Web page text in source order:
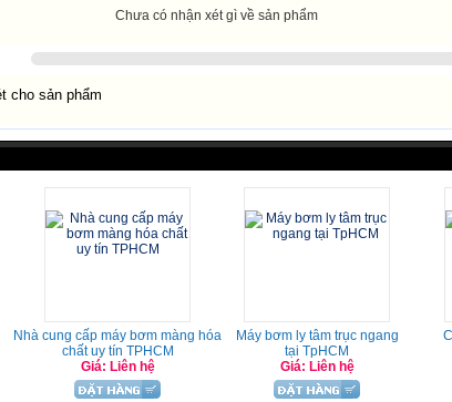
Chưa có nhận xét gì về sản phẩm
cho sản phẩm
Nhà cung cấp máy bơm màng hóa
chất uy tín TPHCM
Giá: Liên hệ
Máy bơm ly tâm trục ngang
tại TpHCM
Giá: Liên hệ